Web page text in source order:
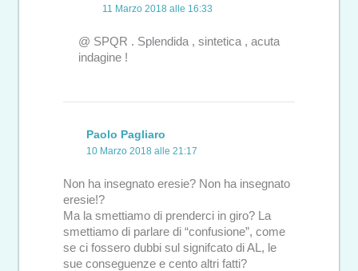
11 Marzo 2018 alle 16:33
@ SPQR . Splendida , sintetica , acuta
indagine !
Paolo Pagliaro
10 Marzo 2018 alle 21:17
Non ha insegnato eresie? Non ha insegnato
eresie!?
Ma la smettiamo di prenderci in giro? La
smettiamo di parlare di “confusione”, come
se ci fossero dubbi sul signifcato di AL, le
sue conseguenze e cento altri fatti?